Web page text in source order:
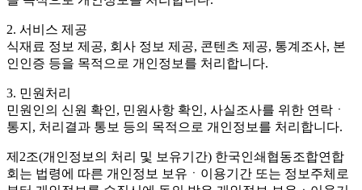
2. 서비스 제공
식재료 정보 제공, 회사 정보 제공, 콘텐츠 제공, 통계조사, 본
인인증 등을 목적으로 개인정보를 처리합니다.
3. 민원처리
민원인의 신원 확인, 민원사항 확인, 사실조사를 위한 연락ㆍ
통지, 처리결과 통보 등의 목적으로 개인정보를 처리합니다.
제2조(개인정보의 처리 및 보유기간) 한국인쇄협동조합연합
회는 법령에 따른 개인정보 보유ㆍ이용기간 또는 정보주체로